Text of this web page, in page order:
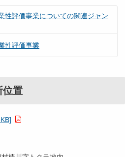
性評価事業についての関連ジャン
性評価事業
位置